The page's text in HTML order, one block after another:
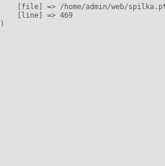
[file] => /home/admin/web/
    [line] => 469